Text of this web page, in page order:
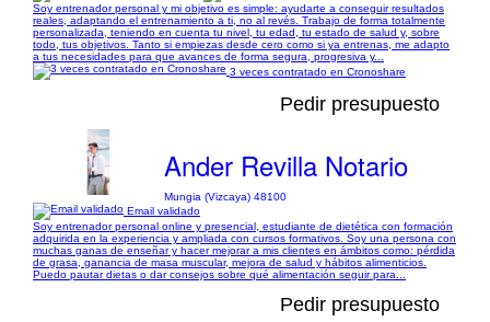
Soy entrenador personal y mi objetivo es simple: ayudarte a conseguir resultados
reales, adaptando el entrenamiento a ti, no al revés. Trabajo de forma totalmente
personalizada, teniendo en cuenta tu nivel, tu edad, tu estado de salud y, sobre
todo, tus objetivos. Tanto si empiezas desde cero como si ya entrenas, me adapto
a tus necesidades para que avances de forma segura, progresiva y...
3 veces contratado en Cronoshare
Pedir presupuesto
Ander Revilla Notario
Mungia (Vizcaya) 48100
Email validado
Soy entrenador personal online y presencial, estudiante de dietética con formación
adquirida en la experiencia y ampliada con cursos formativos. Soy una persona con
muchas ganas de enseñar y hacer mejorar a mis clientes en ámbitos como: pérdida
de grasa, ganancia de masa muscular, mejora de salud y hábitos alimenticios.
Puedo pautar dietas o dar consejos sobre qué alimentación seguir para...
Pedir presupuesto